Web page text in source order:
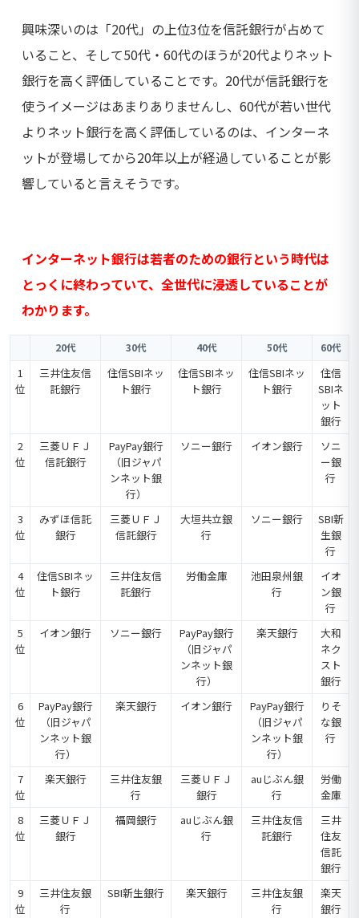
興味深いのは「20代」の上位3位を信託銀行が占めて
いること、そして50代・60代のほうが20代よりネット
銀行を高く評価していることです。20代が信託銀行を
使うイメージはあまりありませんし、60代が若い世代
よりネット銀行を高く評価しているのは、インターネ
ットが登場してから20年以上が経過していることが影
響していると言えそうです。
インターネット銀行は若者のための銀行という時代は
とっくに終わっていて、全世代に浸透していることが
わかります。
20代 30代 40代 50代 60代
1
位
三井住友信
託銀行
住信SBIネッ
ト銀行
住信SBIネッ
ト銀行
住信SBIネッ
ト銀行
住信
SBIネ
ット
銀行
2
位
三菱ＵＦＪ
信託銀行
PayPay銀行
（旧ジャパ
ンネット銀
行）
ソニー銀行 イオン銀行
ソニ
ー銀
行
3
位
みずほ信託
銀行
三菱ＵＦＪ
信託銀行
大垣共立銀
行
ソニー銀行
SBI新
生銀
行
4
位
住信SBIネッ
ト銀行
三井住友信
託銀行
労働金庫
池田泉州銀
行
イオ
ン銀
行
5
位
イオン銀行 ソニー銀行
PayPay銀行
（旧ジャパ
ンネット銀
行）
楽天銀行
大和
ネク
スト
銀行
6
位
PayPay銀行
（旧ジャパ
ンネット銀
行）
楽天銀行 イオン銀行
PayPay銀行
（旧ジャパ
ンネット銀
行）
りそ
な銀
行
7
位
楽天銀行
三井住友銀
行
三菱ＵＦＪ
銀行
auじぶん銀
行
労働
金庫
8
位
三菱ＵＦＪ
銀行
福岡銀行
auじぶん銀
行
三井住友信
託銀行
三井
住友
信託
銀行
9
位
三井住友銀
行
SBI新生銀行 楽天銀行
三井住友銀
行
楽天
銀行